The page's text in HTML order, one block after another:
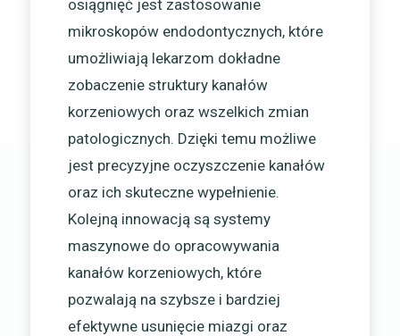
osiągnięć jest zastosowanie
mikroskopów endodontycznych, które
umożliwiają lekarzom dokładne
zobaczenie struktury kanałów
korzeniowych oraz wszelkich zmian
patologicznych. Dzięki temu możliwe
jest precyzyjne oczyszczenie kanałów
oraz ich skuteczne wypełnienie.
Kolejną innowacją są systemy
maszynowe do opracowywania
kanałów korzeniowych, które
pozwalają na szybsze i bardziej
efektywne usunięcie miazgi oraz